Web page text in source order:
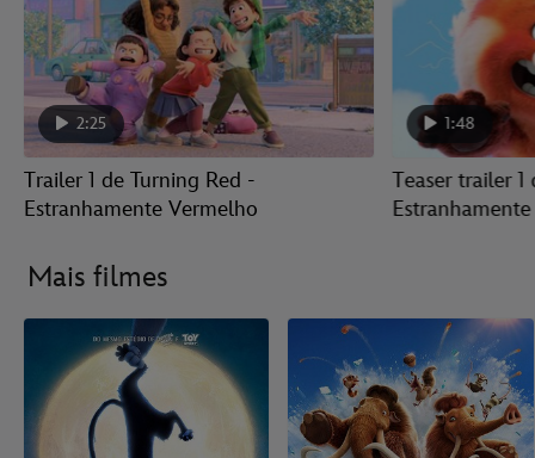
2:25
Trailer 1 de Turning Red -
Estranhamente Vermelho
1:48
Teaser trailer
Mais filmes